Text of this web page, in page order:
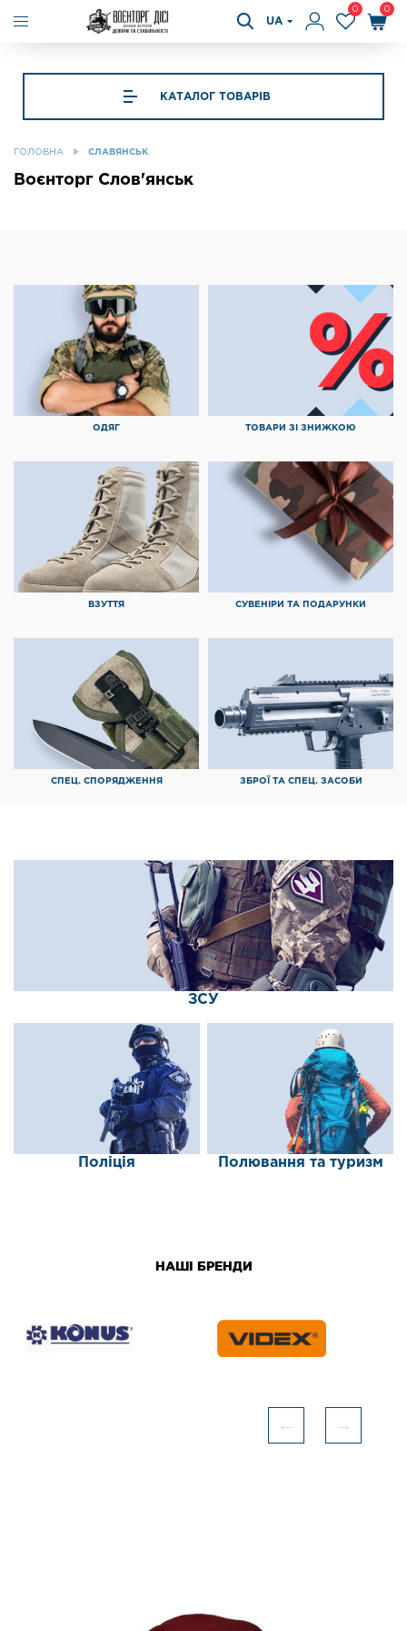
UA
0 0
КАТАЛОГ ТОВАРІВ
ГОЛОВНА СЛАВЯНСЬК
Воєнторг Слов'янськ
ОДЯГ ТОВАРИ ЗІ ЗНИЖКОЮ
ВЗУТТЯ СУВЕНІРИ ТА ПОДАРУНКИ
СПЕЦ. СПОРЯДЖЕННЯ ЗБРОЇ ТА СПЕЦ. ЗАСОБИ
ЗСУ
Поліція Полювання та туризм
НАШІ БРЕНДИ